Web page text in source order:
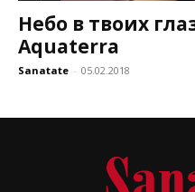
Небо в твоих
Aquaterra
Sanatate - 05.02.2018